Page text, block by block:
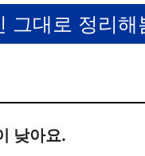
V
d
그대로 정리해
낮아요.